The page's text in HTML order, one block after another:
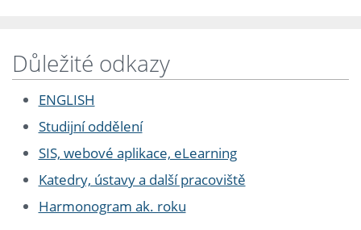
Důležité odkazy
ENGLISH
Studijní oddělení
SIS, webové aplikace, eLearning
Katedry, ústavy a další pracoviště
Harmonogram ak. roku